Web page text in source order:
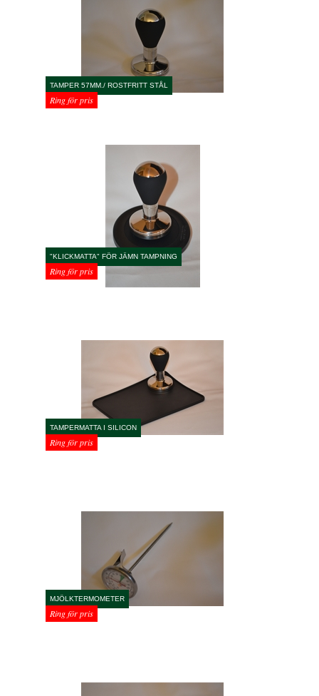
TAMPER 57MM./ ROSTFRITT STÅL
Ring för pris
"KLICKMATTA" FÖR JÄMN TAMPNING
Ring för pris
TAMPERMATTA I SILICON
Ring för pris
MJÖLKTERMOMETER
Ring för pris